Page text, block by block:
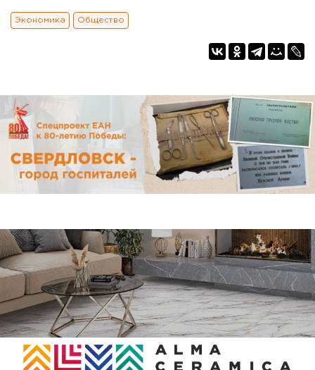
Экономика Общество